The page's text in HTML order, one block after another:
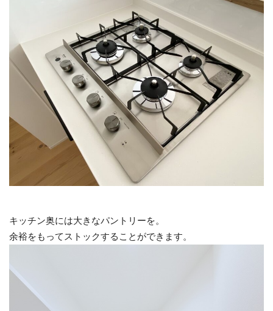
キッチン奥には大きなパントリーを。
余裕をもってストックすることができます。